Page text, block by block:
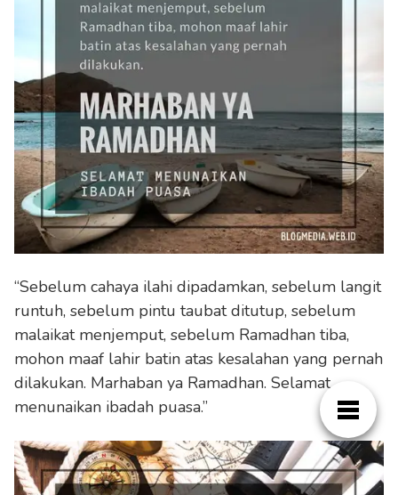
“Sebelum cahaya ilahi dipadamkan, sebelum langit
runtuh, sebelum pintu taubat ditutup, sebelum
malaikat menjemput, sebelum Ramadhan tiba,
mohon maaf lahir batin atas kesalahan yang pernah
dilakukan. Marhaban ya Ramadhan. Selamat
menunaikan ibadah puasa.”